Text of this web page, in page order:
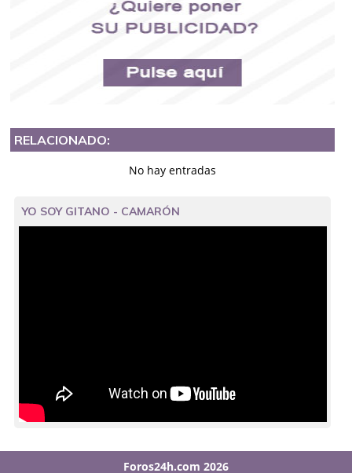
RELACIONADO:
No hay entradas
YO SOY GITANO - CAMARÓN
Foros24h.com 2026